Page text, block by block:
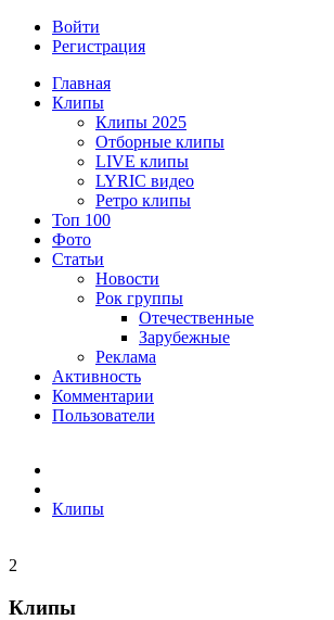
Войти
Регистрация
Главная
Клипы
Клипы 2025
Отборные клипы
LIVE клипы
LYRIC видео
Ретро клипы
Топ 100
Фото
Статьи
Новости
Рок группы
Отечественные
Зарубежные
Реклама
Активность
Комментарии
Пользователи
Клипы
2
Клипы